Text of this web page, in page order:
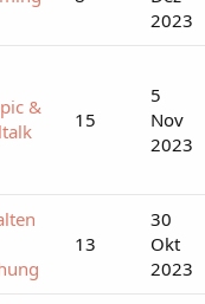
2023
&
15
5
Nov
2023
13
30
Okt
2023